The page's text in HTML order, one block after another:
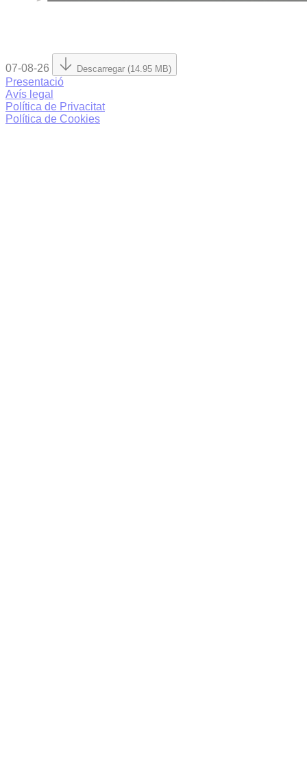
07-08-26 Descarregar (14.95 MB)
Presentació
Avís legal
Política de Privacitat
Política de Cookies